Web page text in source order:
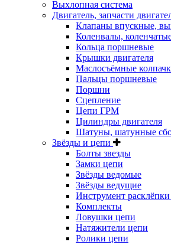
Выхлопная система
Двигатель, запчасти
Клапаны впускные,
Коленвалы,
Кольца поршневые
Крышки двигателя
Маслосъёмные
Пальцы поршневые
Поршни
Сцепление
Цепи ГРМ
Цилиндры двигателя
Шатуны, шатунные
Звёзды и цепи
Болты звезды
Замки цепи
Звёзды ведомые
Звёзды ведущие
Инструмент
Комплекты
Ловушки цепи
Натяжители цепи
Ролики цепи